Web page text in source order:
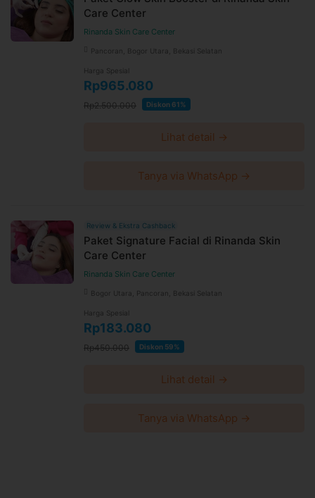
Care Center
Rinanda Skin Care Center
Pancoran, Bogor Utara, Bekasi Selatan
Harga Spesial
Rp965.080
Rp2.500.000 Diskon 61%
Lihat detail →
Tanya via WhatsApp →
Review & Ekstra Cashback
Paket Signature Facial di Rinanda Skin
Care Center
Rinanda Skin Care Center
Bogor Utara, Pancoran, Bekasi Selatan
Harga Spesial
Rp183.080
Rp450.000 Diskon 59%
Lihat detail →
Tanya via WhatsApp →